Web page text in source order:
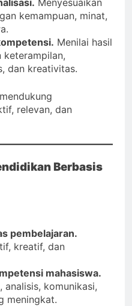
Menyesuaikan
kemampuan, minat,
Menilai hasil
keterampilan,
dan kreativitas.
relevan, dan
Berbasis
pembelajaran.
kreatif, dan
mahasiswa.
analisis, komunikasi,
meningkat.